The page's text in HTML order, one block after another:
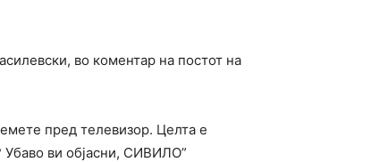
во коментар на постот на
пред телевизор. Целта е
Убаво ви објасни, СИВИЛО”